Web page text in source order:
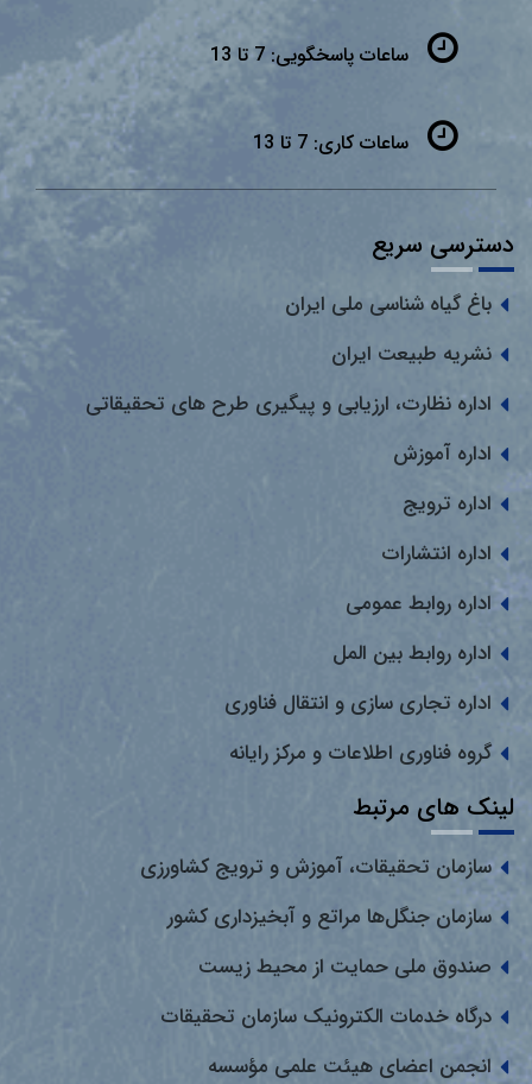
ساعات پاسخگویی: 7 تا 13
ساعات کاری: 7 تا 13
دسترسی سریع
باغ گیاه شناسی ملی ایران
نشریه طبیعت ایران
اداره نظارت، ارزیابی و پیگیری طرح های تحقیقاتی
اداره آموزش
اداره ترویج
اداره انتشارات
اداره روابط عمومی
اداره روابط بین المل
اداره تجاری سازی و انتقال فناوری
گروه فناوری اطلاعات و مرکز رایانه
لینک های مرتبط
سازمان تحقیقات، آموزش و ترویج کشاورزی
سازمان جنگل‌ها مراتع و آبخیزداری کشور
صندوق ملی حمایت از محیط زیست
درگاه خدمات الکترونیک سازمان تحقیقات
انجمن اعضای هیئت علمی مؤسسه